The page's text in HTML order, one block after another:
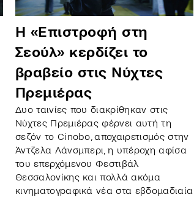
Η «Επιστροφή στη
Σεούλ» κερδίζει το
βραβείο στις Νύχτες
Πρεμιέρας
Δυο ταινίες που διακρίθηκαν στις
Νύχτες Πρεμιέρας φέρνει αυτή τη
σεζόν το Cinobo, αποχαιρετισμός στην
Άντζελα Λάνσμπερι, η υπέροχη αφίσα
του επερχόμενου Φεστιβάλ
Θεσσαλονίκης και πολλά ακόμα
κινηματογραφικά νέα στα εβδομαδιαία